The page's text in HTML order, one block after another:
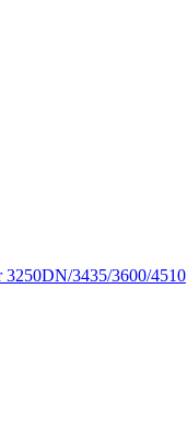
3250DN/3435/3600/4510